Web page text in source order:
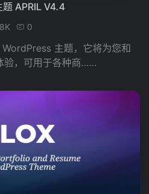
APRIL V4.4
0
主题，它将为您和
验，可用于各种商……